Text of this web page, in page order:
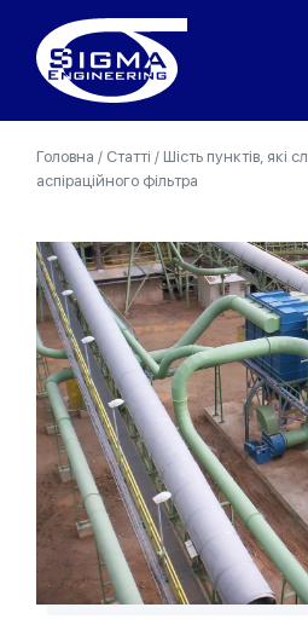
Головна / Статті / Шість пунктів, які
аспіраційного фільтра